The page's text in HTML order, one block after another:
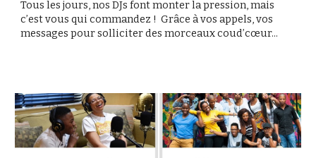
Tous les jours, nos DJs font monter la pression, mais
c’est vous qui commandez ! Grâce à vos appels, vos
messages pour solliciter des morceaux coud’cœur...